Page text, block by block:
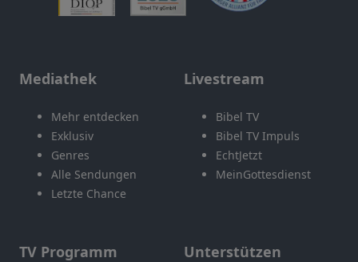
Mediathek
Mehr entdecken
Exklusiv
Genres
Alle Sendungen
Letzte Chance
Livestream
Bibel TV
Bibel TV Impuls
EchtJetzt
MeinGottesdienst
TV Programm Unterstützen